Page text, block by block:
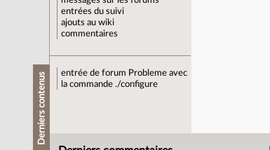
entrées du suivi
ajouts au wiki
commentaires
Derniers contenus entrée de forum Probleme avec
la commande ./configure